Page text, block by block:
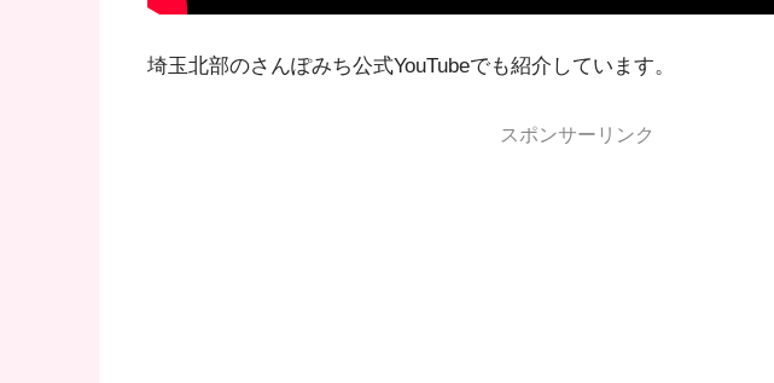
埼玉北部のさんぽみち公式YouTubeでも紹介しています。
スポンサーリンク